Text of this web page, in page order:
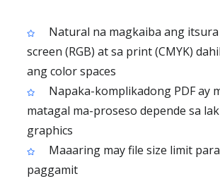
Natural na magkaiba ang
screen (RGB) at sa print (CMYK)
ang color spaces
Napaka-komplikadong PDF ay
matagal ma-proseso depende sa
graphics
Maaaring may file size limit
paggamit